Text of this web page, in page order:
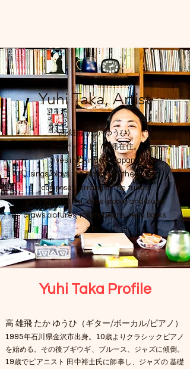
Yuhi Taka, Artist
高 雄飛 (たか ゆうひ)
アーティスト。​沖縄在住。
lives in Okinawa, Japan.
sings, plays the piano and the guitar,
composes, arranges the tunes
gets the rhythm,loves groove and blues
draws pictures, roasts beans, read books
etc...
​​Yuhi Taka Profile
高 雄飛 たか ゆうひ（ギター/ボーカル/ピアノ）
1995年石川県金沢市出身。10歳よりクラシックピアノ
を始める。その後ブギウギ、ブルース、ジャズに傾倒。
19歳でピアニスト 田中裕士氏に師事し、ジャズの 基礎